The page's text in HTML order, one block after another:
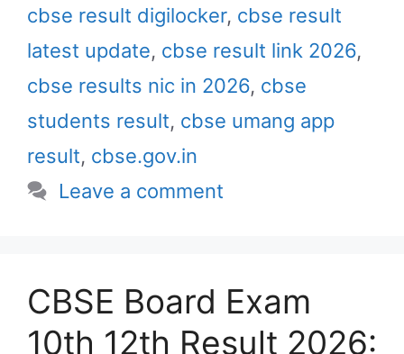
cbse result digilocker, cbse result
latest update, cbse result link 2026,
cbse results nic in 2026, cbse
students result, cbse umang app
result, cbse.gov.in
Leave a comment
CBSE Board Exam
10th 12th Result 2026: